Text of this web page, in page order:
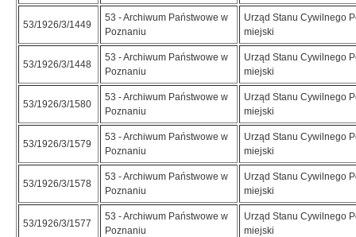
53/1926/3/1449
53 - Archiwum Państwowe w
Poznaniu
Urząd Stanu Cywilnego
miejski
53/1926/3/1448
53 - Archiwum Państwowe w
Poznaniu
Urząd Stanu Cywilnego
miejski
53/1926/3/1580
53 - Archiwum Państwowe w
Poznaniu
Urząd Stanu Cywilnego
miejski
53/1926/3/1579
53 - Archiwum Państwowe w
Poznaniu
Urząd Stanu Cywilnego
miejski
53/1926/3/1578
53 - Archiwum Państwowe w
Poznaniu
Urząd Stanu Cywilnego
miejski
53/1926/3/1577
53 - Archiwum Państwowe w
Poznaniu
Urząd Stanu Cywilnego
miejski